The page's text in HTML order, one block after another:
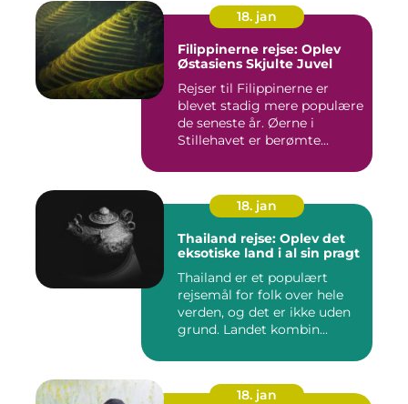
18. jan
Filippinerne rejse: Oplev
Østasiens Skjulte Juvel
Rejser til Filippinerne er
blevet stadig mere populære
de seneste år. Øerne i
Stillehavet er berømte...
18. jan
Thailand rejse: Oplev det
eksotiske land i al sin pragt
Thailand er et populært
rejsemål for folk over hele
verden, og det er ikke uden
grund. Landet kombin...
18. jan